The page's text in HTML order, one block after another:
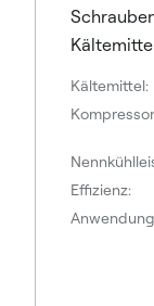
Kältemittel:
Effizienz: